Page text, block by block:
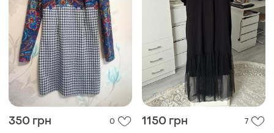
350 грн 0 1150 грн 7